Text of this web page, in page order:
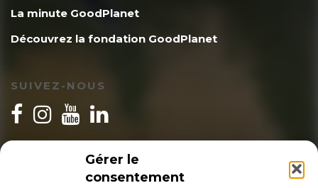
Gérer le
consentement
La minute GoodPlanet
Découvrez la fondation GoodPlanet
SUIVEZ-NOUS
INSCRIPTION NEWSLETTER